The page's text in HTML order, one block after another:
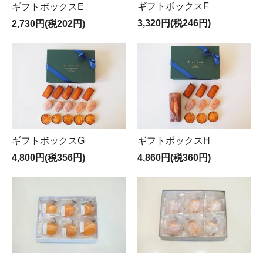
ギフトボックスE
2,730円(税202円)
ギフトボックスF
3,320円(税246円)
ギフトボックスG
4,800円(税356円)
ギフトボックスH
4,860円(税360円)